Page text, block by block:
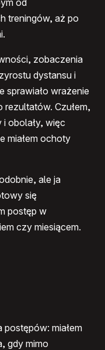
od
treningów, aż po
zobaczenia
dystansu i
sprawiało wrażenie
rezultatów. Czułem,
obolały, więc
miałem ochoty
ale ja
się
postęp w
czy miesiącem.
miałem
gdy mimo